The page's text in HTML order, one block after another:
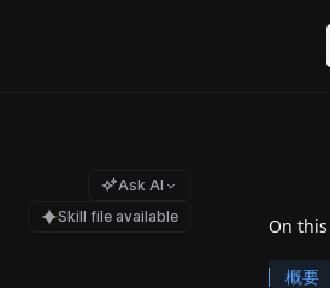
Ask AI
Skill file available
On
概要